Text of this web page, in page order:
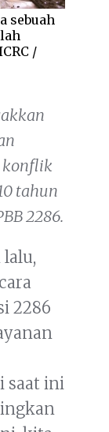
sebuah
/
konflik
tahun
2286.
2286
saat ini